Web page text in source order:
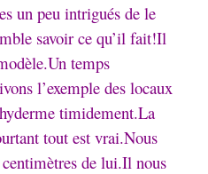
un peu intrigués de le
savoir ce qu’il fait!Il
temps
l’exemple des locaux
timidement.La
tout est vrai.Nous
de lui.Il nous